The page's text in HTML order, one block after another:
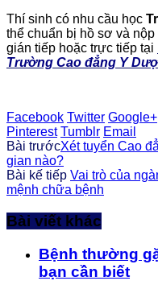
Thí sinh có nhu cầu học
thể chuẩn bị hồ sơ và
gián tiếp hoặc trực tiếp tại
Trường Cao đẳng Y
Facebook Twitter Google+
Pinterest Tumblr Email
Bài trướcXét tuyển Cao
gian nào?
Bài kế tiếp Vai trò của
mệnh chữa bệnh
Bài viết khác
Bệnh thường
bạn cần biết